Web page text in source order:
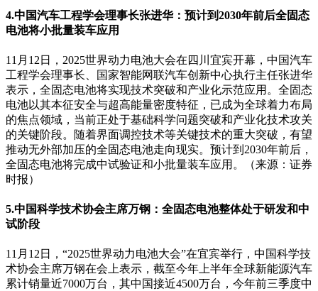
4.中国汽车工程学会理事长张进华：预计到2030年前后全固态
电池将小批量装车应用
11月12日，2025世界动力电池大会在四川宜宾开幕，中国汽车
工程学会理事长、国家智能网联汽车创新中心执行主任张进华
表示，全固态电池将实现技术突破和产业化示范应用。全固态
电池以其本征安全与超高能量密度特征，已成为全球着力布局
的焦点领域，当前正处于基础科学问题突破和产业化技术攻关
的关键阶段。随着界面调控技术等关键技术的重大突破，有望
推动无外部加压的全固态电池走向现实。预计到2030年前后，
全固态电池将完成中试验证和小批量装车应用。（来源：证券
时报）
5.中国科学技术协会主席万钢：全固态电池整体处于研发和中
试阶段
11月12日，“2025世界动力电池大会”在宜宾举行，中国科学技
术协会主席万钢在会上表示，截至今年上半年全球新能源汽车
累计销量近7000万台，其中国接近4500万台，今年前三季度中